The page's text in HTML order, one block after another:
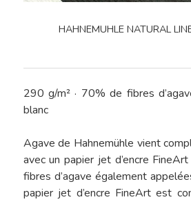
HAHNEMUHLE NATURAL
290 g/m² · 70% de fibres
blanc
Agave de Hahnemühle vient
avec un papier jet d’encre
fibres d’agave également
papier jet d’encre FineArt est